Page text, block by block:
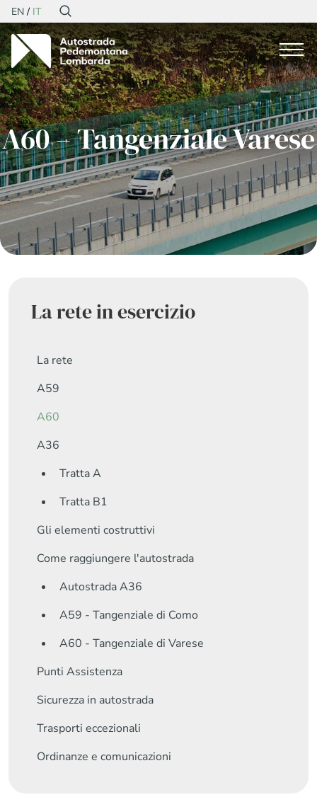
EN IT
A60 – Tangenziale Varese
La rete in esercizio
La rete
A59
A60
A36
Tratta A
Tratta B1
Gli elementi costruttivi
Come raggiungere l'autostrada
Autostrada A36
A59 - Tangenziale di Como
A60 - Tangenziale di Varese
Punti Assistenza
Sicurezza in autostrada
Trasporti eccezionali
Ordinanze e comunicazioni